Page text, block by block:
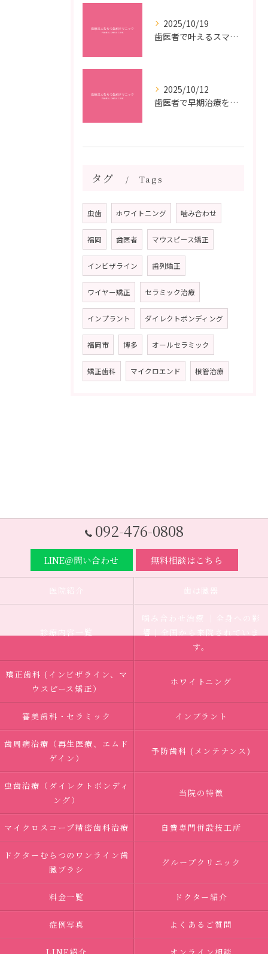
2025/10/19
歯医者で叶えるスマイルメイクオーバーなら福岡県福岡市博多区博多駅前の最新矯正治療解説
2025/10/12
歯医者で早期治療を受けるメリットと虫歯悪化を防ぐ最短ステップ
タグ Tags
虫歯 ホワイトニング 噛み合わせ
福岡 歯医者 マウスピース矯正
インビザライン 歯列矯正
ワイヤー矯正 セラミック治療
インプラント ダイレクトボンディング
福岡市 博多 オールセラミック
矯正歯科 マイクロエンド 根管治療
092-476-0808
LINE＠問い合わせ 無料相談はこちら
医院紹介 歯は臓器
診療内容一覧
噛み合わせ治療 ｜全身への影
響｜全国から来院されていま
す。
矯正歯科 (インビザライン、マ
ウスピース矯正）
ホワイトニング
審美歯科・セラミック インプラント
歯周病治療（再生医療、エムド
ゲイン）
予防歯科 (メンテナンス)
虫歯治療（ダイレクトボンディ
ング）
当院の特徴
マイクロスコープ精密歯科治療 自費専門併設技工所
ドクターむらつのワンライン歯
臓ブラシ
グループクリニック
料金一覧 ドクター紹介
症例写真 よくあるご質問